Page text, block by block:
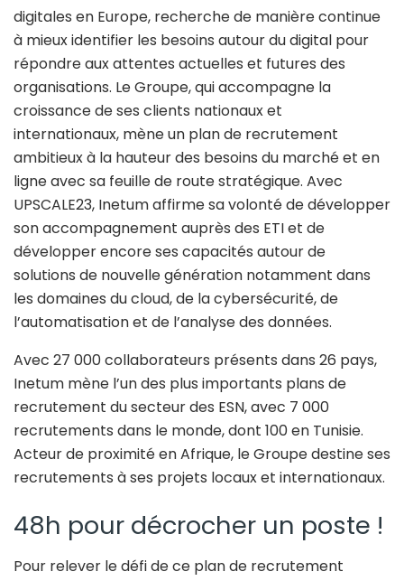
digitales en Europe, recherche de manière continue
à mieux identifier les besoins autour du digital pour
répondre aux attentes actuelles et futures des
organisations. Le Groupe, qui accompagne la
croissance de ses clients nationaux et
internationaux, mène un plan de recrutement
ambitieux à la hauteur des besoins du marché et en
ligne avec sa feuille de route stratégique. Avec
UPSCALE23, Inetum affirme sa volonté de développer
son accompagnement auprès des ETI et de
développer encore ses capacités autour de
solutions de nouvelle génération notamment dans
les domaines du cloud, de la cybersécurité, de
l’automatisation et de l’analyse des données.
Avec 27 000 collaborateurs présents dans 26 pays,
Inetum mène l’un des plus importants plans de
recrutement du secteur des ESN, avec 7 000
recrutements dans le monde, dont 100 en Tunisie.
Acteur de proximité en Afrique, le Groupe destine ses
recrutements à ses projets locaux et internationaux.
48h pour décrocher un poste !
Pour relever le défi de ce plan de recrutement